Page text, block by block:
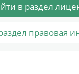
в раздел
правовая